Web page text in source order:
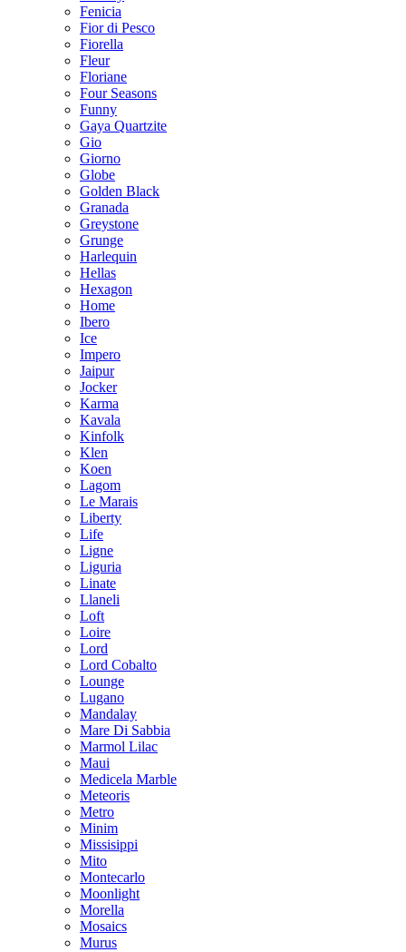
Fenicia
Fior di Pesco
Fiorella
Fleur
Floriane
Four Seasons
Funny
Gaya Quartzite
Gio
Giorno
Globe
Golden Black
Granada
Greystone
Grunge
Harlequin
Hellas
Hexagon
Home
Ibero
Ice
Impero
Jaipur
Jocker
Karma
Kavala
Kinfolk
Klen
Koen
Lagom
Le Marais
Liberty
Life
Ligne
Liguria
Linate
Llaneli
Loft
Loire
Lord
Lord Cobalto
Lounge
Lugano
Mandalay
Mare Di Sabbia
Marmol Lilac
Maui
Medicela Marble
Meteoris
Metro
Minim
Missisippi
Mito
Montecarlo
Moonlight
Morella
Mosaics
Murus